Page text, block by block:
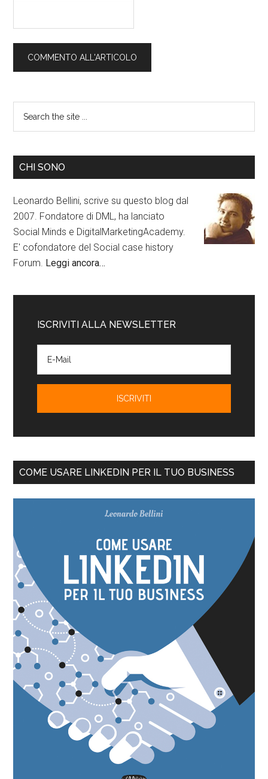
CHI SONO
Leonardo Bellini, scrive su questo blog dal
2007. Fondatore di DML, ha lanciato
Social Minds e DigitalMarketingAcademy.
E' cofondatore del Social case history
Forum. Leggi ancora…
ISCRIVITI ALLA NEWSLETTER
COME USARE LINKEDIN PER IL TUO BUSINESS